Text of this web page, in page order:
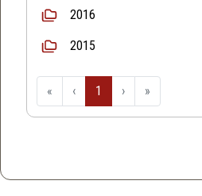
2016
2015
« ‹ 1 › »